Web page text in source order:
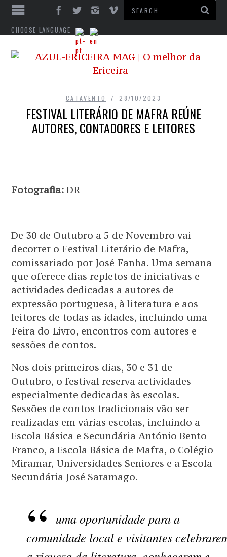
CHOOSE LANGUAGE
CATAVENTO 28/10/2023
FESTIVAL LITERÁRIO DE MAFRA REÚNE
AUTORES, CONTADORES E LEITORES
Fotografia: DR
De 30 de Outubro a 5 de Novembro vai
decorrer o Festival Literário de Mafra,
comissariado por José Fanha. Uma semana
que oferece dias repletos de iniciativas e
actividades dedicadas a autores de
expressão portuguesa, à literatura e aos
leitores de todas as idades, incluindo uma
Feira do Livro, encontros com autores e
sessões de contos.
Nos dois primeiros dias, 30 e 31 de
Outubro, o festival reserva actividades
especialmente dedicadas às escolas.
Sessões de contos tradicionais vão ser
realizadas em várias escolas, incluindo a
Escola Básica e Secundária António Bento
Franco, a Escola Básica de Mafra, o Colégio
Miramar, Universidades Seniores e a Escola
Secundária José Saramago.
uma oportunidade para a
comunidade local e visitantes